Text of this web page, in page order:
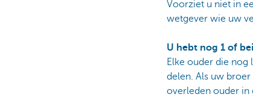
Voorziet u niet in
wetgever wie uw
U hebt nog 1 of
Elke ouder die nog
delen. Als uw
overleden ouder in